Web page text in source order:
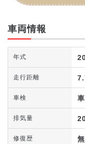
車両情報
年式
走行距離
車検
排気量
修復歴 無